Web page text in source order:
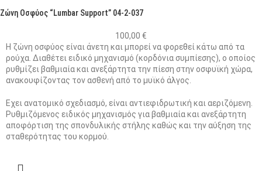
Ζώνη Οσφύος “Lumbar Support” 04-2-037
100,00 €
Η ζώνη οσφύος είναι άνετη και μπορεί να φορεθεί κάτω από τα
ρούχα. Διαθέτει ειδικό μηχανισμό (κορδόνια συμπίεσης), ο οποίος
ρυθμίζει βαθμιαία και ανεξάρτητα την πίεση στην οσφυϊκή χώρα,
ανακουφίζοντας τον ασθενή από το μυϊκό άλγος.
Εχει ανατομικό σχεδιασμό, είναι αντιεφιδρωτική και αεριζόμενη.
Ρυθμιζόμενος ειδικός μηχανισμός για βαθμιαία και ανεξάρτητη
αποφόρτιση της σπονδυλικής στήλης καθώς και την αύξηση της
σταθερότητας του κορμού.